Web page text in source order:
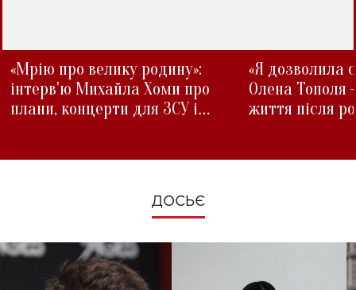
«Мрію про велику родину»:
інтерв'ю Михайла Хоми про
плани, концерти для ЗСУ і
«Я дозволила
Олена Тополя
життя після
ДОСЬЄ